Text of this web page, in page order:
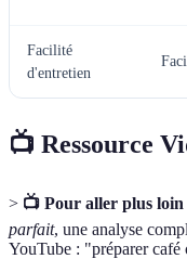
Facilité
d'entretien
📺 Ressource
> 📺 Pour aller plus loin
parfait, une analyse
YouTube : "préparer café